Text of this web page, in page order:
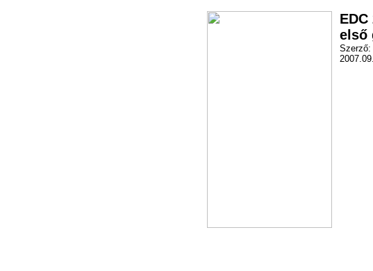
első
Szerző: